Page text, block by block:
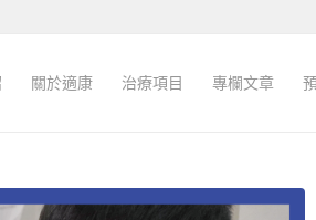
關於適康 治療項目 專欄文章